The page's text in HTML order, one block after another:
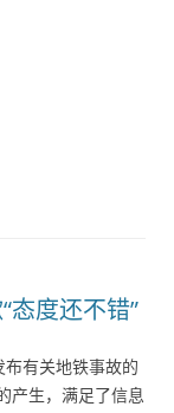
态度还不错”
有关地铁事故的
产生，满足了信息